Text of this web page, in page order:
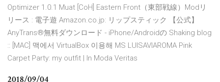
Optimizer 1.0.1 Muat [CoH] Eastern Front（東部戦線）Modリ
リース : 電子遊 Amazon.co.jp: リップスティック 【公式】
AnyTrans®無料ダウンロード - iPhone/Androidの Shaking blog
:: [MAC] 맥에서 VirtualBox 이용해 MS LUISAVIAROMA Pink
Carpet Party: my outfit | In Moda Veritas
2018/09/04